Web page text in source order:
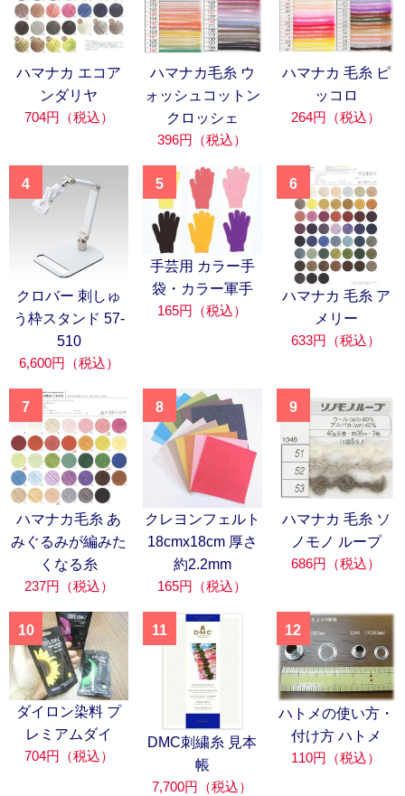
ハマナカ エコア
ンダリヤ
704円（税込）
ハマナカ毛糸 ウ
ォッシュコットン
クロッシェ
396円（税込）
ハマナカ 毛糸 ピ
ッコロ
264円（税込）
4
クロバー 刺しゅ
う枠スタンド 57-
510
6,600円（税込）
5
手芸用 カラー手
袋・カラー軍手
165円（税込）
6
ハマナカ 毛糸 ア
メリー
633円（税込）
7
ハマナカ毛糸 あ
みぐるみが編みた
くなる糸
237円（税込）
8
クレヨンフェルト
18cmx18cm 厚さ
約2.2mm
165円（税込）
9
ハマナカ 毛糸 ソ
ノモノ ループ
686円（税込）
10
ダイロン染料 プ
レミアムダイ
704円（税込）
11
DMC刺繍糸 見本
帳
7,700円（税込）
12
ハトメの使い方・
付け方 ハトメ
110円（税込）